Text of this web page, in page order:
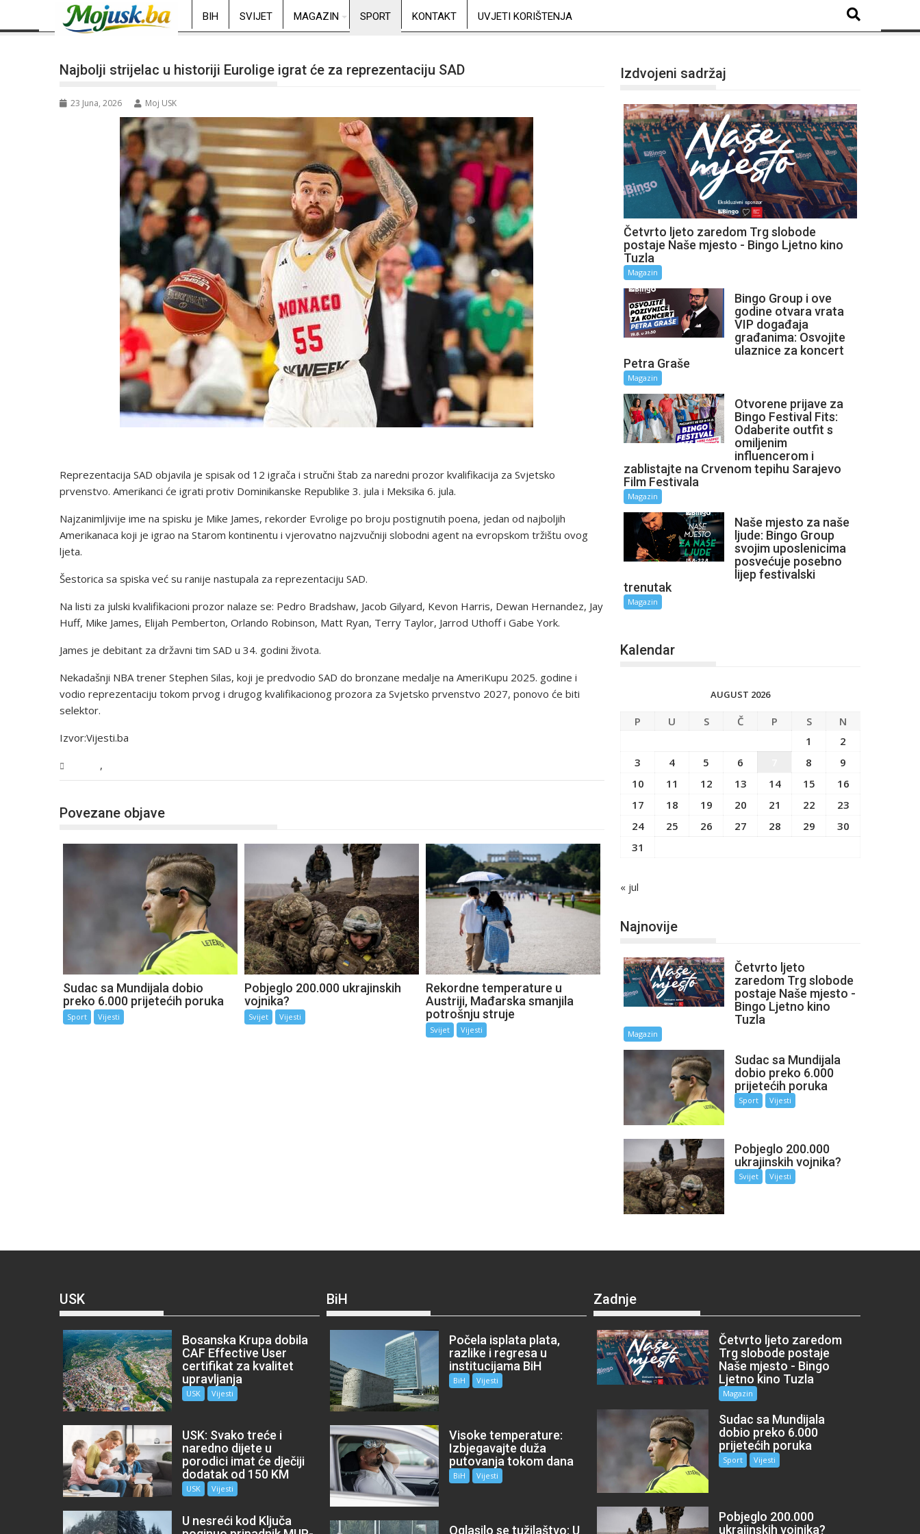
BIH SVIJET MAGAZIN SPORT KONTAKT UVJETI KORIŠTENJA
Najbolji strijelac u historiji Eurolige igrat će za reprezentaciju SAD
23 Juna, 2026 Moj USK
Reprezentacija SAD objavila je spisak od 12 igrača i stručni štab za naredni prozor kvalifikacija za Svjetsko
prvenstvo. Amerikanci će igrati protiv Dominikanske Republike 3. jula i Meksika 6. jula.
Najzanimljivije ime na spisku je Mike James, rekorder Evrolige po broju postignutih poena, jedan od najboljih
Amerikanaca koji je igrao na Starom kontinentu i vjerovatno najzvučniji slobodni agent na evropskom tržištu ovog
ljeta.
Šestorica sa spiska već su ranije nastupala za reprezentaciju SAD.
Na listi za julski kvalifikacioni prozor nalaze se: Pedro Bradshaw, Jacob Gilyard, Kevon Harris, Dewan Hernandez, Jay
Huff, Mike James, Elijah Pemberton, Orlando Robinson, Matt Ryan, Terry Taylor, Jarrod Uthoff i Gabe York.
James je debitant za državni tim SAD u 34. godini života.
Nekadašnji NBA trener Stephen Silas, koji je predvodio SAD do bronzane medalje na AmeriKupu 2025. godine i
vodio reprezentaciju tokom prvog i drugog kvalifikacionog prozora za Svjetsko prvenstvo 2027, ponovo će biti
selektor.
Izvor:Vijesti.ba
,
Povezane objave
Sudac sa Mundijala dobio
preko 6.000 prijetećih poruka
Sport Vijesti
Pobjeglo 200.000 ukrajinskih
vojnika?
Svijet Vijesti
Rekordne temperature u
Austriji, Mađarska smanjila
potrošnju struje
Svijet Vijesti
Izdvojeni sadržaj
Četvrto ljeto zaredom Trg slobode
postaje Naše mjesto - Bingo Ljetno kino
Tuzla
Magazin
Bingo Group i ove
godine otvara vrata
VIP događaja
građanima: Osvojite
ulaznice za koncert
Petra Graše
Magazin
Otvorene prijave za
Bingo Festival Fits:
Odaberite outfit s
omiljenim
influencerom i
zablistajte na Crvenom tepihu Sarajevo
Film Festivala
Magazin
Naše mjesto za naše
ljude: Bingo Group
svojim uposlenicima
posvećuje posebno
lijep festivalski
trenutak
Magazin
Kalendar
AUGUST 2026
P U S Č P S
N
1
2
3
4 5 6 8
9
10
11 12 13 14 15
16
17
18 19 20 21 22
23
24
25 26 27 28 29
30
31
« jul
Najnovije
Četvrto ljeto
zaredom Trg slobode
postaje Naše mjesto -
Bingo Ljetno kino
Tuzla
Magazin
Sudac sa Mundijala
dobio preko 6.000
prijetećih poruka
Sport Vijesti
Pobjeglo 200.000
ukrajinskih vojnika?
Svijet Vijesti
USK
Bosanska Krupa dobila
CAF Effective User
certifikat za kvalitet
upravljanja
USK Vijesti
USK: Svako treće i
naredno dijete u
porodici imat će dječiji
dodatak od 150 KM
USK Vijesti
U nesreći kod Ključa
BiH
Počela isplata plata,
razlike i regresa u
institucijama BiH
BiH Vijesti
Visoke temperature:
Izbjegavajte duža
putovanja tokom dana
BiH Vijesti
Oglasilo se tužilaštvo: U
Zadnje
Četvrto ljeto zaredom
Trg slobode postaje
Naše mjesto - Bingo
Ljetno kino Tuzla
Magazin
Sudac sa Mundijala
dobio preko 6.000
prijetećih poruka
Sport Vijesti
Pobjeglo 200.000
ukrajinskih vojnika?